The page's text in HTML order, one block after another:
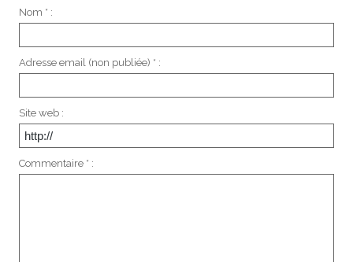
Nom * :
Adresse email (non publiée) * :
Site web :
Commentaire * :